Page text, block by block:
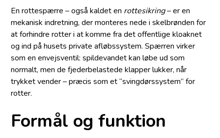
En rottespærre – også kaldet en rottesikring– er en
mekanisk indretning, der monteres nede i skelbrønden for
at forhindre rotter i at komme fra det offentlige kloaknet
og ind på husets private afløbssystem. Spærren virker
som en envejsventil: spildevandet kan løbe ud som
normalt, men de fjederbelastede klapper lukker, når
trykket vender – præcis som et “svingdørssystem” for
rotter.
Formål og funktion